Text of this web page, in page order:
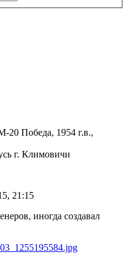
20 Победа, 1954 г.в.,
г. Климовичи
21:15
иногда создавал